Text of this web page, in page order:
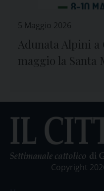
5 Maggio 2026
Adunata Alpini a
maggio la Santa
Copyright